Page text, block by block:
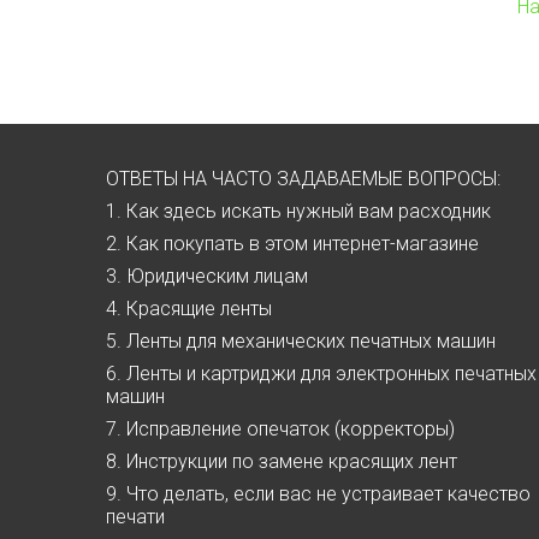
ОТВЕТЫ НА ЧАСТО ЗАДАВАЕМЫЕ ВОПРОСЫ:
1. Как здесь искать нужный вам расходник
2. Как покупать в этом интернет-магазине
3. Юридическим лицам
4. Красящие ленты
5. Ленты для механических печатных машин
6. Ленты и картриджи для электронных печатных
машин
7. Исправление опечаток (корректоры)
8. Инструкции по замене красящих лент
9. Что делать, если вас не устраивает качество
печати